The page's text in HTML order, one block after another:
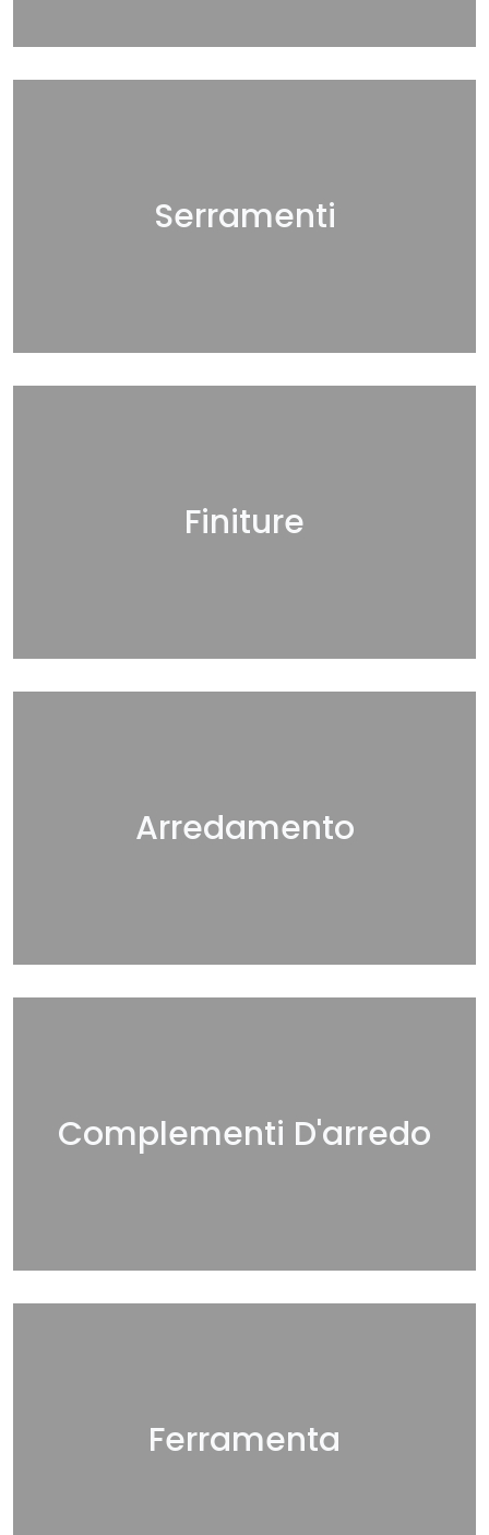
Serramenti
Finiture
Arredamento
Complementi D'arredo
Ferramenta